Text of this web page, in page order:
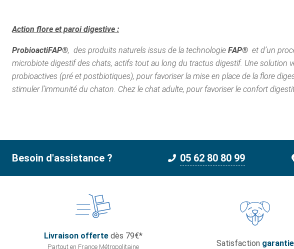
Action flore et paroi digestive :
ProbioactiFAP®, des produits naturels issus de la technologie FAP® et d’un
microbiote digestif des chats, actifs tout au long du tractus digestif. Une solution
probioactives (pré et postbiotiques), pour favoriser la mise en place de la flore
stimuler l’immunité du chaton. Chez le chat adulte, pour favoriser le confort
Besoin d'assistance ? 05 62 80 80 99
Livraison offertedès 79€*
Partout en France Métropolitaine Satisfaction garantie